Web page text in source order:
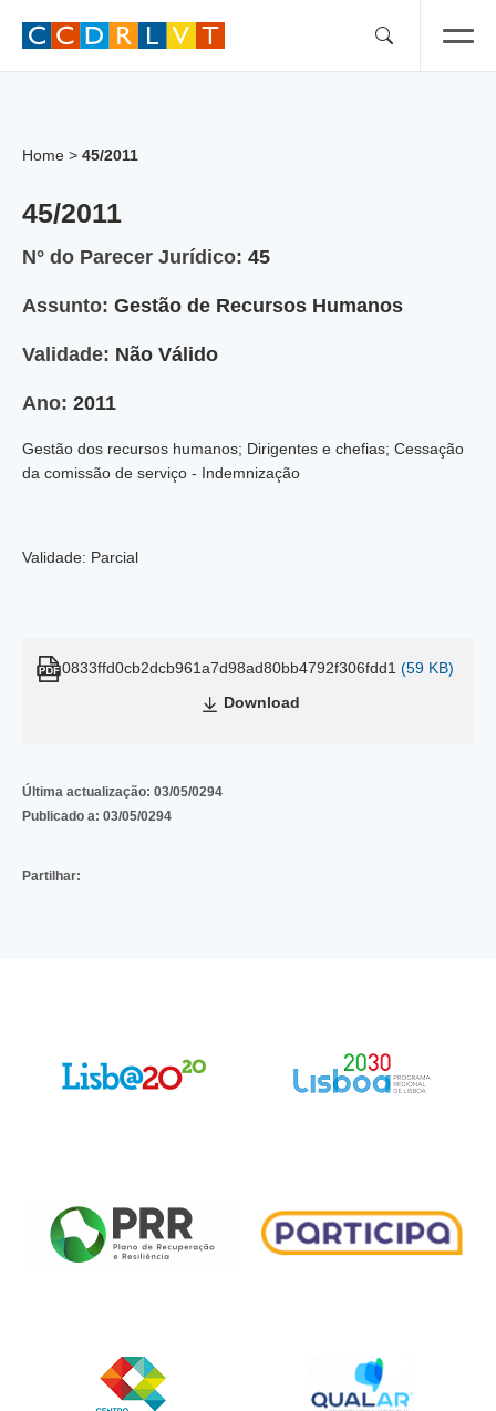
Home > 45/2011
45/2011
N° do Parecer Jurídico: 45
Assunto: Gestão de Recursos Humanos
Validade: Não Válido
Ano: 2011
Gestão dos recursos humanos; Dirigentes e chefias; Cessação
da comissão de serviço - Indemnização
Validade: Parcial
0833ffd0cb2dcb961a7d98ad80bb4792f306fdd1 (59 KB)
Download
Última actualização: 03/05/0294
Publicado a: 03/05/0294
Partilhar: